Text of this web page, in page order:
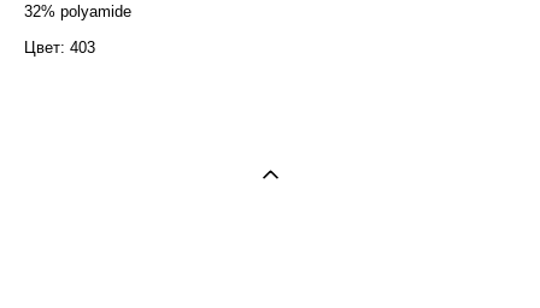
32% polyamide
Цвет: 403